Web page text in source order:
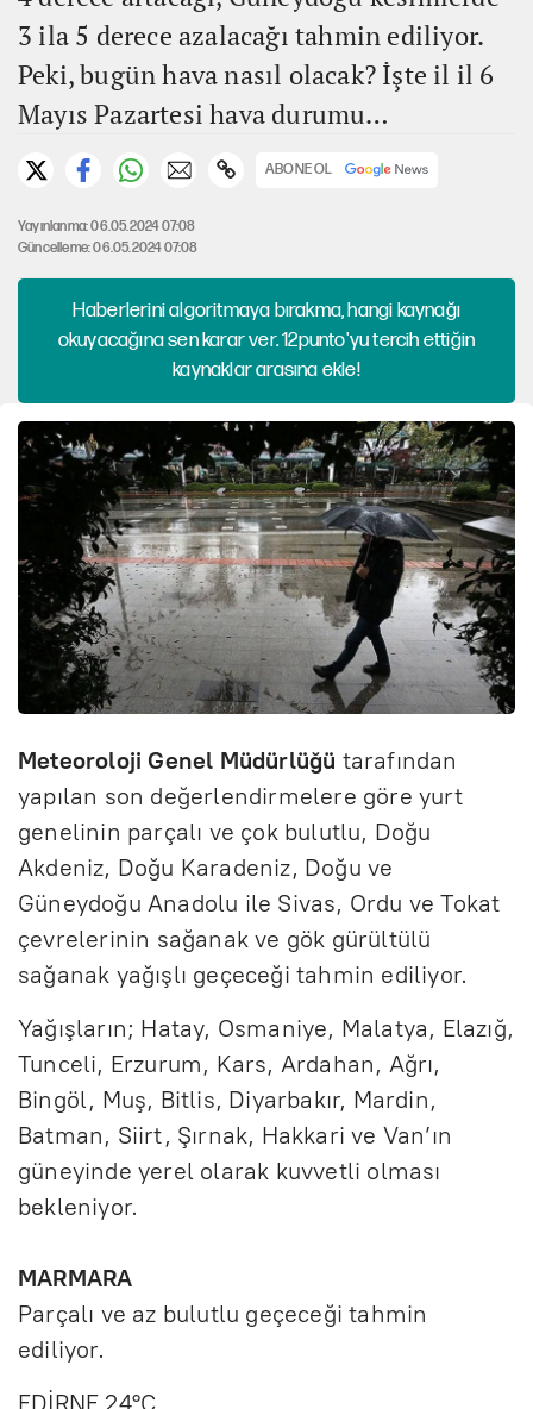
3 ila 5 derece azalacağı tahmin ediliyor.
Peki, bugün hava nasıl olacak? İşte il il 6
Mayıs Pazartesi hava durumu…
ABONE OL
Yayınlanma: 06.05.2024 07:08
Güncelleme: 06.05.2024 07:08
Haberlerini algoritmaya bırakma, hangi kaynağı
okuyacağına sen karar ver. 12punto'yu tercih ettiğin
kaynaklar arasına ekle!
Meteoroloji Genel Müdürlüğü tarafından
yapılan son değerlendirmelere göre yurt
genelinin parçalı ve çok bulutlu, Doğu
Akdeniz, Doğu Karadeniz, Doğu ve
Güneydoğu Anadolu ile Sivas, Ordu ve Tokat
çevrelerinin sağanak ve gök gürültülü
sağanak yağışlı geçeceği tahmin ediliyor.
Yağışların; Hatay, Osmaniye, Malatya, Elazığ,
Tunceli, Erzurum, Kars, Ardahan, Ağrı,
Bingöl, Muş, Bitlis, Diyarbakır, Mardin,
Batman, Siirt, Şırnak, Hakkari ve Van’ın
güneyinde yerel olarak kuvvetli olması
bekleniyor.
MARMARA
Parçalı ve az bulutlu geçeceği tahmin
ediliyor.
EDİRNE 24°C